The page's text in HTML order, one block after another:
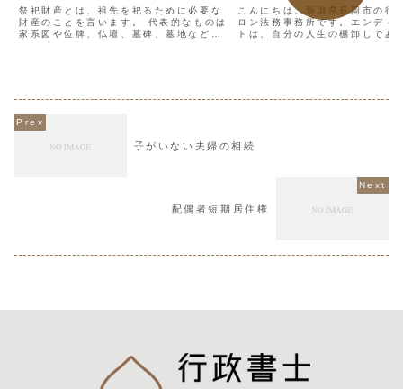
祭祀財産とは、祖先を祀るために必要な
財産のことを言います。 代表的なものは
家系図や位牌、仏壇、墓碑、墓地などで
こんにちは。新潟県長岡市の行
ロン法務事務所です。エンディ
トは、自分の人生の棚卸しであ
子がいない夫婦の相続
配偶者短期居住権